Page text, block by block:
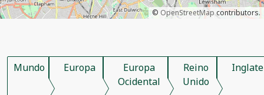
© OpenStreetMapcontributors.
Mundo Europa
Europa
Ocidental
Reino
Unido